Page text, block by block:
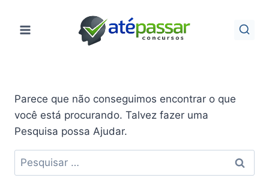
para
Parece que não conseguimos encontrar o que
você está procurando. Talvez fazer uma
Pesquisa possa Ajudar.
Pesquisar
por: